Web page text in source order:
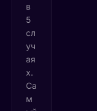
в
5
сл
уч
ая
х.
Са
м